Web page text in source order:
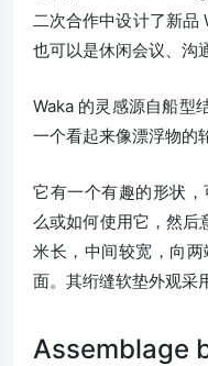
二次合作中设计了新品
也可以是休闲会议、沟
Waka 的灵感源自船型
一个看起来像漂浮物的
它有一个有趣的形状
么或如何使用它，然后
米长，中间较宽，向
面。其绗缝软垫外观采
Assemblage